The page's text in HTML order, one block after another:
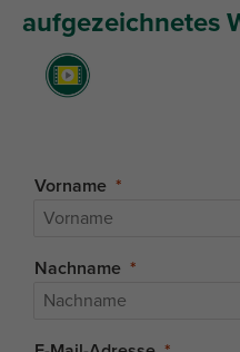
aufgezeichnetes
Vorname
Nachname